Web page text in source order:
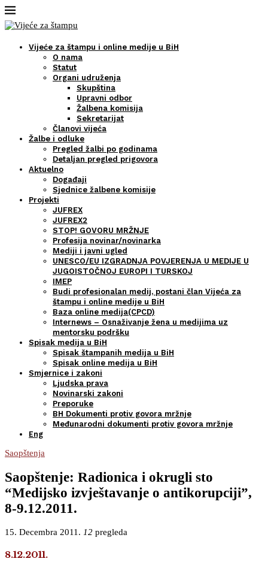
Vijeće za štampu i online medije u BiH
O nama
Statut
Organi udruženja
Skupština
Upravni odbor
Žalbena komisija
Sekretarijat
Članovi vijeća
Žalbe i odluke
Pregled žalbi po godinama
Detaljan pregled prigovora
Aktuelno
Događaji
Sjednice žalbene komisije
Projekti
JUFREX
JUFREX2
STOP! GOVORU MRŽNJE
Profesija novinar/novinarka
Mediji i javni ugled
UNESCO/EU IZGRADNJA POVJERENJA U MEDIJE U
JUGOISTOČNOJ EUROPI I TURSKOJ
IMEP
Budi profesionalan medij, postani član Vijeća za
štampu i online medije u BiH
Baza online medija(CPCD)
Internews – Osnaživanje žena u medijima uz
mentorsku podršku
Spisak medija u BiH
Spisak štampanih medija u BiH
Spisak online medija u BiH
Smjernice i zakoni
Ljudska prava
Novinarski zakoni
Preporuke
BH Dokumenti protiv govora mržnje
Međunarodni dokumenti protiv govora mržnje
Eng
Saopštenja
Saopštenje: Radionica i okrugli sto
“Medijsko izvještavanje o antikorupciji”,
8-9.12.2011.
15. Decembra 2011. 12 pregleda
8.12.2011.